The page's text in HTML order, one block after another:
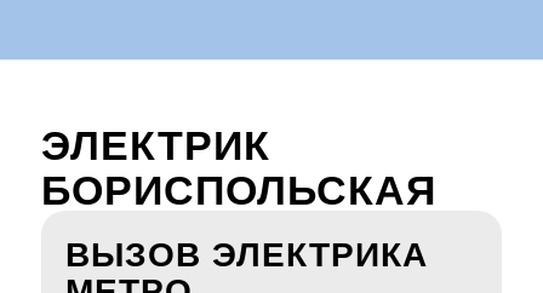
ЭЛЕКТРИК
БОРИСПОЛЬСКАЯ
ВЫЗОВ ЭЛЕКТРИКА